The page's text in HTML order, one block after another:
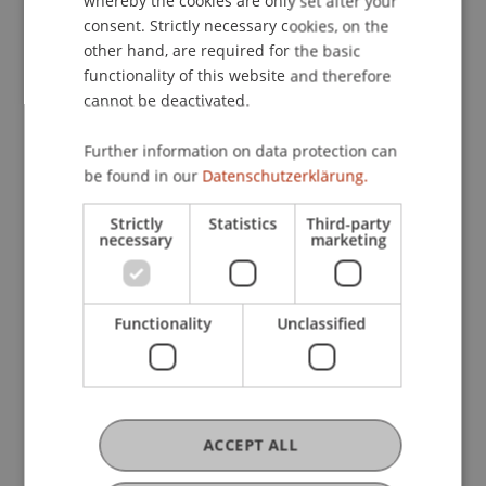
wissenschaftliche Durchbrüche geboten.
Die Veranstaltung beginnt um 17:00. Das offizielle
Programm endet um 18:45.
Begrüssung:Nikolaus Turner, Vorstandsmitglied
des Kuratoriums und der Stiftung Lindauer
Nobelpreisträgertagungen.
Prof. Rainer Blatt (Universität Innsbruck)
erläutert den quantenmechanischen Tunneleffekt
und die Energiequantisierung.
Prof. Heiner Linke (Universität Lund) gibt
Einblicke in die Welt der Metall-organischen
Gerüste (MOFs).
Physiologie/Medizin:Dr. Teresa Wagner (NMI
Tübingen/Reutlingen) erklärt die Mechanismen
der peripheren Immuntoleranz.
Wirtschaftswissenschaften:Elisabeth
consent. Strictly necessary cookies, on the
other hand, are required for the basic
functionality of this website and therefore
cannot be deactivated.
Further information on data protection can
be found in our Datenschutzerklärung.
Strictly
necessary
Statistics Third-party
marketing
Functionality Unclassified
ACCEPT ALL